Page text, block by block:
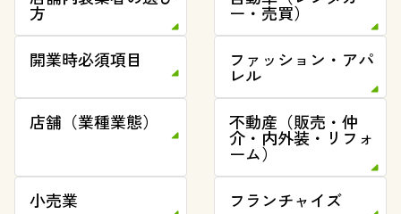
方
ー・売買）
開業時必須項目
ファッション・アパ
レル
店舗（業種業態）
不動産（販売・仲
介・内外装・リフォ
ーム）
小売業
フランチャイズ